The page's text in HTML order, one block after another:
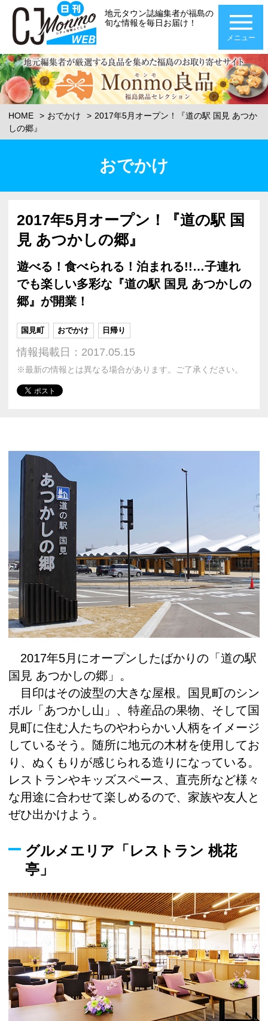
地元タウン誌編集者が福島の
旬な情報を毎日お届け！
メニュー
HOME おでかけ
2017年5月オープン！『道の駅 国見 あつか
しの郷』
おでかけ
2017年5月オープン！『道の駅 国
見 あつかしの郷』
遊べる！食べられる！泊まれる!!…子連れ
でも楽しい多彩な『道の駅 国見 あつかしの
郷』が開業！
国見町 おでかけ 日帰り
情報掲載日：2017.05.15
※最新の情報とは異なる場合があります。ご了承ください。
2017年5月にオープンしたばかりの「道の駅
国見 あつかしの郷」。
目印はその波型の大きな屋根。国見町のシン
ボル「あつかし山」、特産品の果物、そして国
見町に住む人たちのやわらかい人柄をイメージ
しているそう。随所に地元の木材を使用してお
り、ぬくもりが感じられる造りになっている。
レストランやキッズスペース、直売所など様々
な用途に合わせて楽しめるので、家族や友人と
ぜひ出かけよう。
グルメエリア「レストラン 桃花
亭」